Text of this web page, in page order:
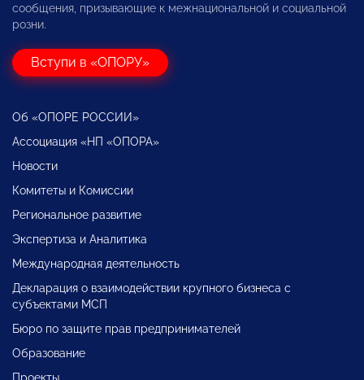
сообщения, призывающие к межнациональной и социальной
розни.
Вступи в «ОПОРУ»
Об «ОПОРЕ РОССИИ»
Ассоциация «НП «ОПОРА»
Новости
Комитеты и Комиссии
Региональное развитие
Экспертиза и Аналитика
Международная деятельность
Декларация о взаимодействии крупного бизнеса с
субъектами МСП
Бюро по защите прав предпринимателей
Образование
Проекты